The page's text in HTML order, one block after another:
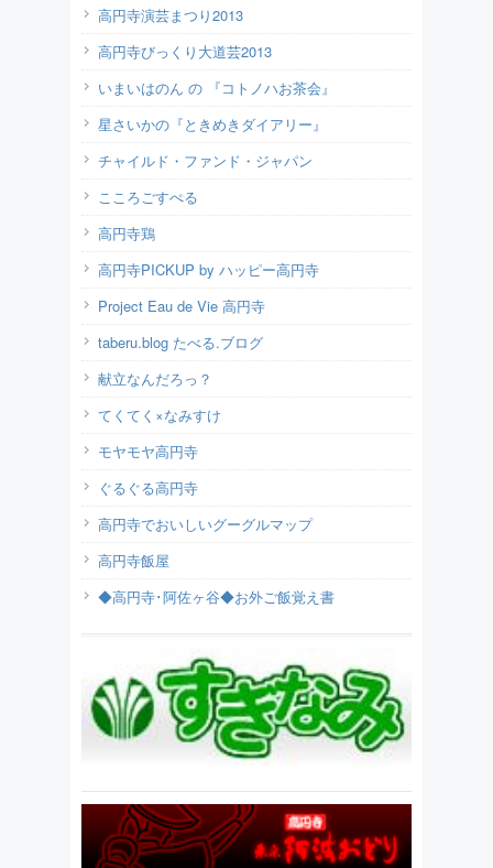
高円寺演芸まつり2013
高円寺びっくり大道芸2013
いまいはのん の 『コトノハお茶会』
星さいかの『ときめきダイアリー』
チャイルド・ファンド・ジャパン
こころごすぺる
高円寺鶏
高円寺PICKUP by ハッピー高円寺
Project Eau de Vie 高円寺
taberu.blog たべる.ブログ
献立なんだろっ？
てくてく×なみすけ
モヤモヤ高円寺
ぐるぐる高円寺
高円寺でおいしいグーグルマップ
高円寺飯屋
◆高円寺･阿佐ヶ谷◆お外ご飯覚え書